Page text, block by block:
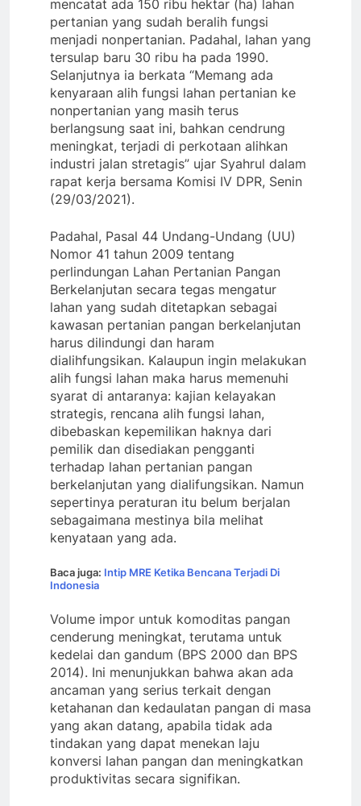
mencatat ada 150 ribu hektar (ha) lahan
pertanian yang sudah beralih fungsi
menjadi nonpertanian. Padahal, lahan yang
tersulap baru 30 ribu ha pada 1990.
Selanjutnya ia berkata “Memang ada
kenyaraan alih fungsi lahan pertanian ke
nonpertanian yang masih terus
berlangsung saat ini, bahkan cendrung
meningkat, terjadi di perkotaan alihkan
industri jalan stretagis” ujar Syahrul dalam
rapat kerja bersama Komisi IV DPR, Senin
(29/03/2021).
Padahal, Pasal 44 Undang-Undang (UU)
Nomor 41 tahun 2009 tentang
perlindungan Lahan Pertanian Pangan
Berkelanjutan secara tegas mengatur
lahan yang sudah ditetapkan sebagai
kawasan pertanian pangan berkelanjutan
harus dilindungi dan haram
dialihfungsikan. Kalaupun ingin melakukan
alih fungsi lahan maka harus memenuhi
syarat di antaranya: kajian kelayakan
strategis, rencana alih fungsi lahan,
dibebaskan kepemilikan haknya dari
pemilik dan disediakan pengganti
terhadap lahan pertanian pangan
berkelanjutan yang dialifungsikan. Namun
sepertinya peraturan itu belum berjalan
sebagaimana mestinya bila melihat
kenyataan yang ada.
Baca juga: Intip MRE Ketika Bencana Terjadi Di
Indonesia
Volume impor untuk komoditas pangan
cenderung meningkat, terutama untuk
kedelai dan gandum (BPS 2000 dan BPS
2014). Ini menunjukkan bahwa akan ada
ancaman yang serius terkait dengan
ketahanan dan kedaulatan pangan di masa
yang akan datang, apabila tidak ada
tindakan yang dapat menekan laju
konversi lahan pangan dan meningkatkan
produktivitas secara signifikan.